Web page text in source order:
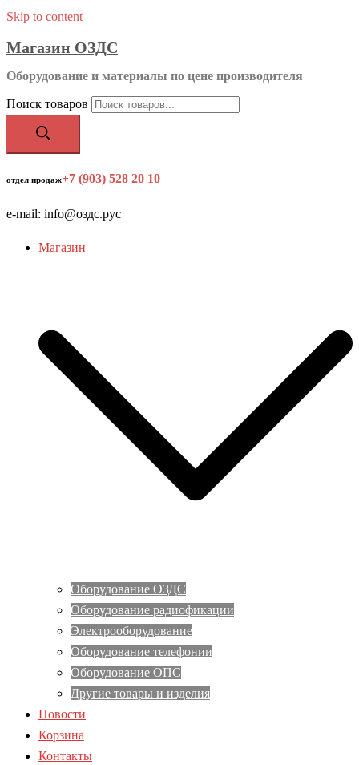
Skip to content
Магазин ОЗДС
Оборудование и материалы по цене производителя
Поиск товаров
отдел продаж+7 (903) 528 20 10
e-mail: info@оздс.рус
Магазин
Оборудование ОЗДС
Оборудование радиофикации
Электрооборудование
Оборудование телефонии
Оборудование ОПС
Другие товары и изделия
Новости
Корзина
Контакты